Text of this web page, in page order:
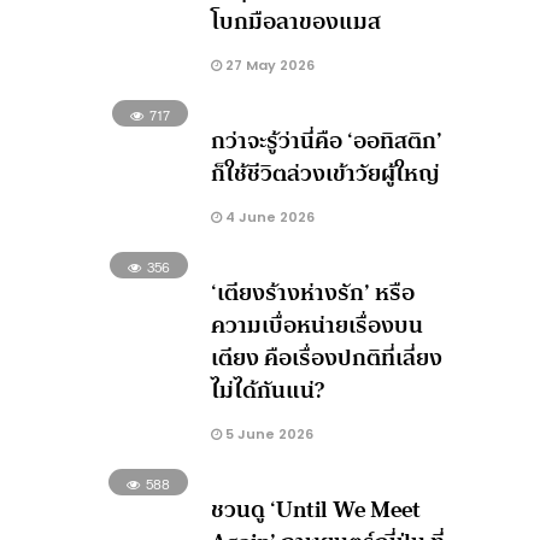
โบกมือลาของแมส
27 May 2026
717
กว่าจะรู้ว่านี่คือ ‘ออทิสติก’
ก็ใช้ชีวิตล่วงเข้าวัยผู้ใหญ่
4 June 2026
356
‘เตียงร้างห่างรัก’ หรือ
ความเบื่อหน่ายเรื่องบน
เตียง คือเรื่องปกติที่เลี่ยง
ไม่ได้กันแน่?
5 June 2026
588
ชวนดู ‘Until We Meet